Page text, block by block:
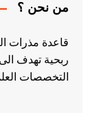
من نحن ؟
ربحية تهدف
التخصصات